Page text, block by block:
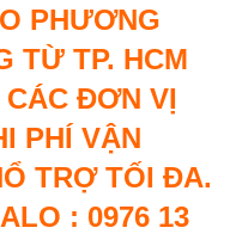
PHƯƠNG
TỪ TP. HCM
ĐƠN VỊ
PHÍ VẬN
TRỢ TỐI ĐA.
: 0976 13